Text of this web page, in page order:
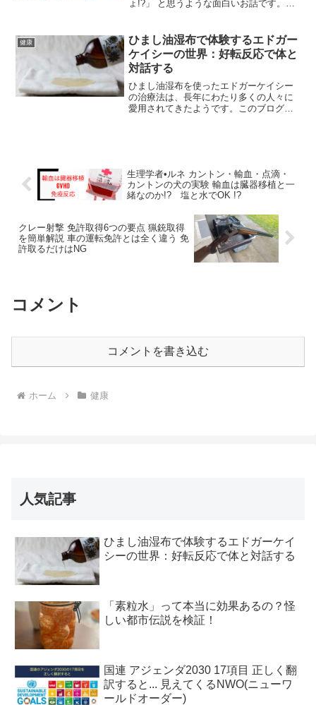
ょ!?」 と思うような面白いお話です。人
えるから痩せるでしょ? トクホって国の
特定保健用食品だから...
健康
ひまし油湿布で体験するエドガー
ケイシーの世界：好転反応で体と
対話する
ひまし油湿布を使ったエドガーケイシー
の治療法は、長年にわたり多くの人々に
愛用されてきたようです。このブログで
生理学者•ルネ カントン・輸血・点滴・
カントンの犬の実験 輸血は臓器移植と一
緒なのか!? 塩と水でOK !?
クレー射撃 免許取得6つの要点 猟銃取得
を簡単解説 車の運転免許とは全く違う 免
許取るだけはNG
コメント
コメントを書き込む
ホーム 健康
人気記事
ひまし油湿布で体験するエドガーケイ
シーの世界：好転反応で体と対話する
「素粒水」って本当に効果あるの？怪
しい都市伝説を検証！
国連 アジェンダ2030 17項目 正しく翻
訳すると... 見えてくるNWO(ニューワ
ールドオーダー)